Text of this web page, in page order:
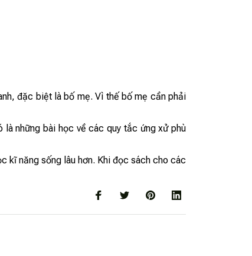
đặc biệt là bố mẹ. Vì thế bố mẹ cần phải
là những bài học về các quy tắc ứng xử phù
kĩ năng sống lâu hơn. Khi đọc sách cho các